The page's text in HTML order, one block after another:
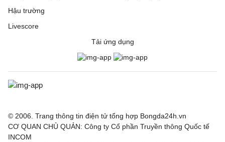
Hậu trường
Livescore
Tải ứng dụng
© 2006. Trang thông tin điện tử tổng hợp Bongda24h.vn
CƠ QUAN CHỦ QUẢN: Công ty Cổ phần Truyền thông Quốc tế
INCOM